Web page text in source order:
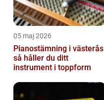
05 maj 2026
Pianostämning i västerås
så håller du ditt
instrument i toppform